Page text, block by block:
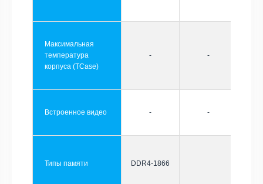
Максимальная
температура
корпуса (TCase)
- -
Встроенное видео - -
Типы памяти DDR4-1866